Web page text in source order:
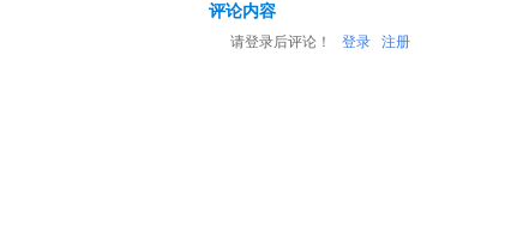
评论内容
请登录后评论！ 登录 注册